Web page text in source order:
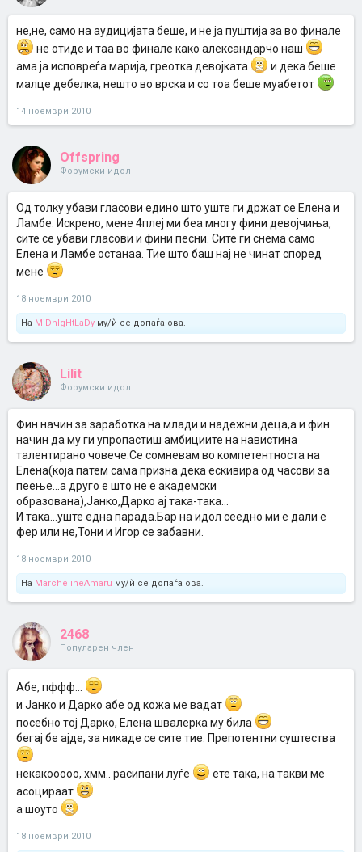
не,не, само на аудицијата беше, и не ја пуштија за во финале
не отиде и таа во финале како александарчо наш
ама ја исповреѓа марија, греотка девојката
и дека беше
малце дебелка, нешто во врска и со тоа беше муабетот
14 ноември 2010
Offspring
Форумски идол
Од толку убави гласови едино што уште ги држат се Елена и
Ламбе. Искрено, мене 4плеј ми беа многу фини девојчиња,
сите се убави гласови и фини песни. Сите ги снема само
Елена и Ламбе останаа. Тие што баш нај не чинат според
мене
18 ноември 2010
На MiDnIgHtLaDy му/ѝ се допаѓа ова.
Lilit
Форумски идол
Фин начин за заработка на млади и надежни деца,а и фин
начин да му ги упропастиш амбициите на навистина
талентирано човече.Се сомневам во компетентноста на
Елена(која патем сама призна дека ескивира од часови за
пеење...а друго е што не е академски
образована),Јанко,Дарко ај така-така...
И така...уште една парада.Бар на идол сеедно ми е дали е
фер или не,Тони и Игор се забавни.
18 ноември 2010
На MarchelineAmaru му/ѝ се допаѓа ова.
2468
Популарен член
Абе, пффф...
и Јанко и Дарко абе од кожа ме вадат
посебно тој Дарко, Елена швалерка му била
бегај бе ајде, за никаде се сите тие. Препотентни суштества
некакооооо, хмм.. расипани луѓе
ете така, на такви ме
асоцираат
а шоуто
18 ноември 2010